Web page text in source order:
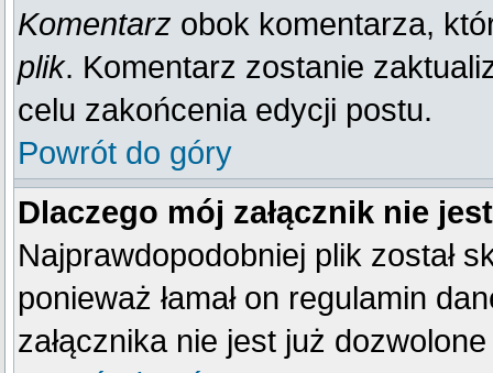
Komentarz obok komentarza,
plik. Komentarz zostanie
celu zakońcenia edycji postu.
Powrót do góry
Dlaczego mój załącznik nie
Najprawdopodobniej plik został
ponieważ łamał on regulamin
załącznika nie jest już